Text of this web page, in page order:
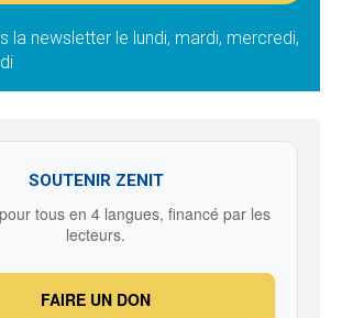
la newsletter le lundi, mardi, mercredi,
SOUTENIR ZENIT
tous en 4 langues, financé par les
lecteurs.
FAIRE UN DON